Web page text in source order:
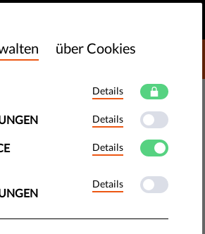
TO LIBERTIES
stellt Legitimität
Corona-Apps
haben die Corona-Apps in 9 EU-
über Cookies
Details
Details
Details
Details